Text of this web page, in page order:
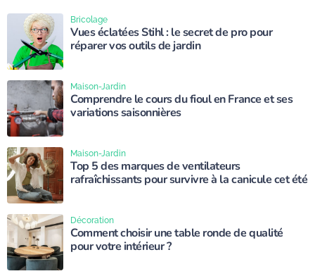
Vues éclatées Stihl : le secret de pro pour
réparer vos outils de jardin
Bricolage
Comprendre le cours du fioul en France et ses
variations saisonnières
Maison-Jardin
Top 5 des marques de ventilateurs
rafraîchissants pour survivre à la canicule cet été
Maison-Jardin
Comment choisir une table ronde de qualité
pour votre intérieur ?
Décoration